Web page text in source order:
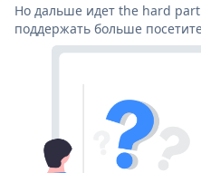
Но дальше идет the hard
поддержать больше